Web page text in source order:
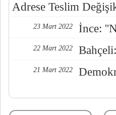
Adrese Teslim
23 Mart 2022 İnce:
22 Mart 2022
21 Mart 2022